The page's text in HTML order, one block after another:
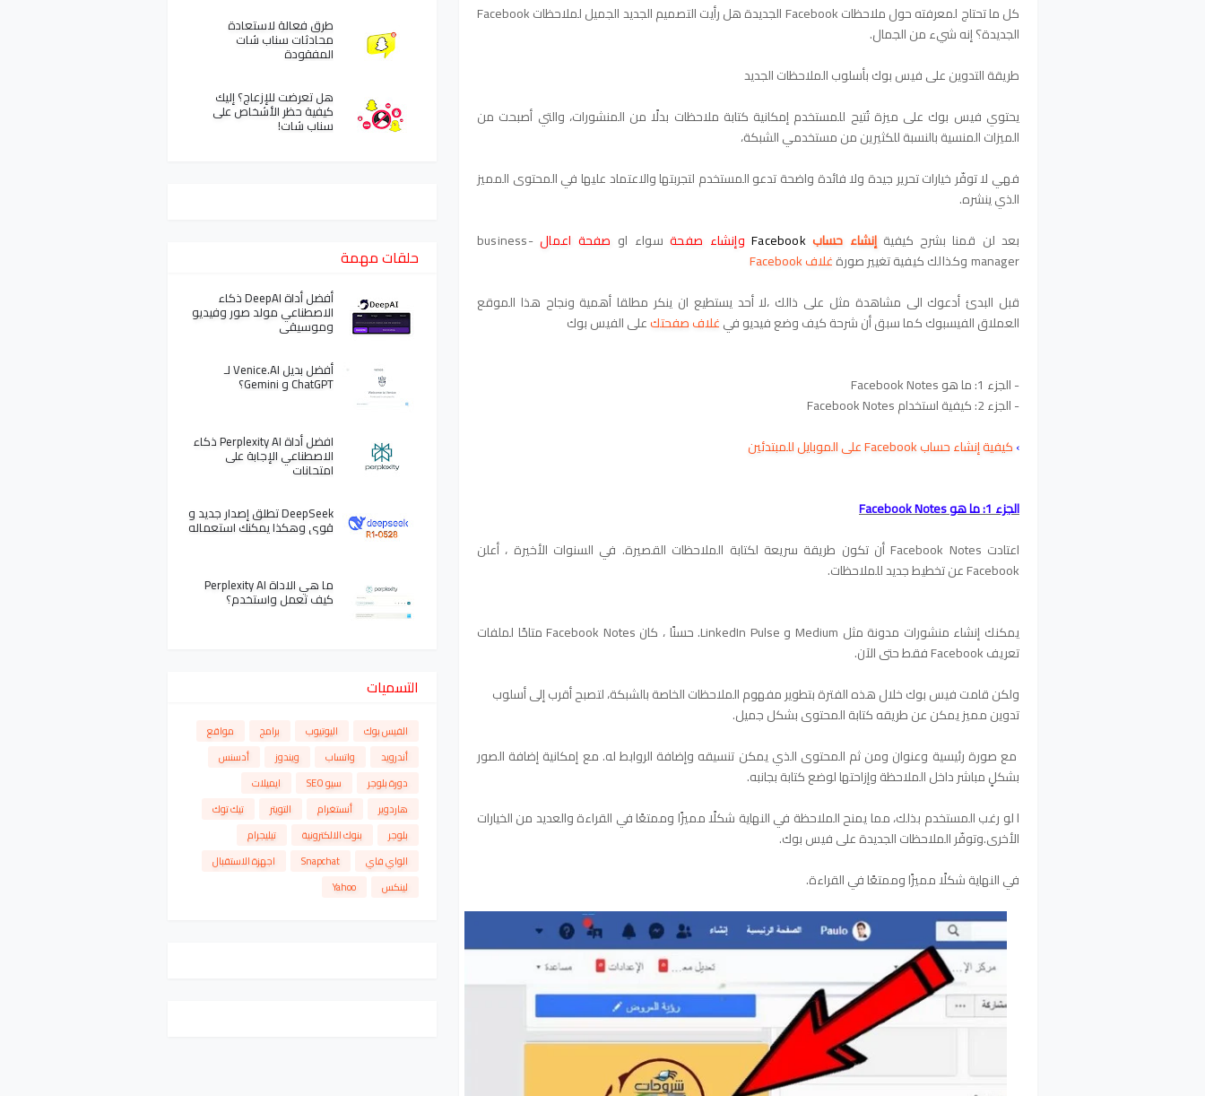
كل ما تحتاج لمعرفته حول ملاحظات Facebook الجديدة هل رأيت التصميم الجديد الجميل لملاحظات Facebook
الجديدة؟ إنه شيء من الجمال.
طريقة التدوين على فيس بوك بأسلوب الملاحظات الجديد
يحتوي فيس بوك على ميزة تُتيح للمستخدم إمكانية كتابة ملاحظات بدلًا من المنشورات، والتي أصبحت من
الميزات المنسية بالنسبة للكثيرين من مستخدمي الشبكة،
فهي لا توفّر خيارات تحرير جيدة ولا فائدة واضحة تدعو المستخدم لتجربتها والاعتماد عليها في المحتوى المميز
الذي ينشره.
بعد لن قمنا بشرح كيفيةإنشاء حساب Facebook وإنشاء صفحة سواء او صفحة اعمالbusiness-
manager وكذالك كيفيةتغيير صورةغلاف Facebook
قبل البدئ أدعوك الى مشاهدة مثل على ذالك ،لا أحد يستطيع ان ينكر مطلقا أهمية ونجاح هذا الموقع
العملاق الفيسبوك كما سبق أن شرحة كيفوضع فيديو فيغلاف صفحتكعلى الفيس بوك
- الجزء 1: ما هو Facebook Notes
- الجزء 2: كيفية استخدام Facebook Notes
›كيفية إنشاء حساب Facebook على الموبايل للمبتدئين
الجزء 1: ما هو Facebook Notes
اعتادت Facebook Notes أن تكون طريقة سريعة لكتابة الملاحظات القصيرة. في السنوات الأخيرة ، أعلن
Facebook عن تخطيط جديد للملاحظات.
يمكنك إنشاء منشورات مدونة مثل Medium و LinkedIn Pulse. حسنًا ، كان Facebook Notes متاحًا لملفات
تعريف Facebook فقط حتى الآن.
ولكن قامت فيس بوك خلال هذه الفترة بتطوير مفهوم الملاحظات الخاصة بالشبكة، لتصبح أقرب إلى أسلوب
تدوين مميز يمكن عن طريقه كتابة المحتوى بشكل جميل.
مع صورة رئيسية وعنوان ومن ثم المحتوى الذي يمكن تنسيقه وإضافة الروابط له. مع إمكانية إضافة الصور
بشكلٍ مباشر داخل الملاحظة وإزاحتها لوضع كتابة بجانبه.
ا لو رغب المستخدم بذلك، مما يمنح الملاحظة في النهاية شكلًا مميزًا وممتعًا في القراءة والعديد من الخيارات
الأخرى.وتوفّر الملاحظات الجديدة على فيس بوك.
في النهاية شكلًا مميزًا وممتعًا في القراءة.
طرق فعالة لاستعادة
محادثات سناب شات
المفقودة
هل تعرضت للإزعاج؟ إليك
كيفية حظر الأشخاص على
سناب شات!
حلقات مهمة
أفضل أداة DeepAI ذكاء
الاصطناعي مولد صور وفيديو
وموسيقى
أفضل بديل Venice.AI لـ
ChatGPT و Gemini؟
افضل أداة Perplexity AI ذكاء
الاصطناعي الإجابة على
امتحانات
DeepSeek تطلق إصدار جديد و
قوي وهكذا يمكنك استعماله
ما هي الاداة Perplexity AI
كيف تعمل واستخدم؟
التسميات
الفيس بوك اليوتيوب برامج
مواقع
أندرويد
واتساب ويندوز
أدسنس
دورة بلوجر
سيو SEO
ايميلات
هاردوير
أنستغرام التويتر
تيك توك
بلوجر
بنوك الالكترونية
تيليجرام
الواي فاي
Snapchat
اجهزة الاستقبال
لينكس
Yahoo